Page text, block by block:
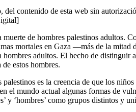
contenido de esta web sin
de hombres palestinos adultos.
mortales en Gaza —más de la mitad
adultos. El hecho de distinguir
estos hombres.
es la creencia de que los
el mundo actual algunas formas de
y ‘hombres’ como grupos distintos y